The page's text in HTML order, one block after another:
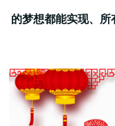
的梦想都能实现、